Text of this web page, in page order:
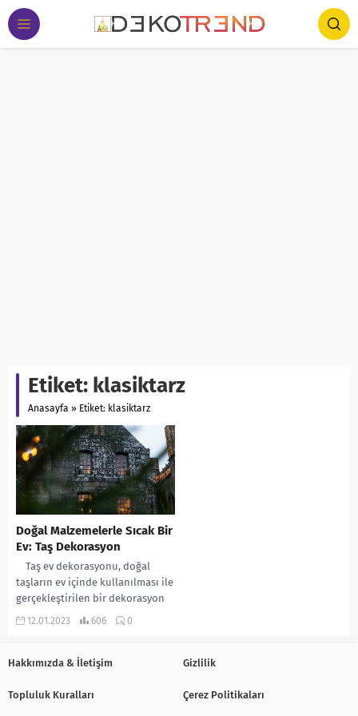
Etiket: klasiktarz
Anasayfa » Etiket: klasiktarz
Doğal Malzemelerle Sıcak Bir
Ev: Taş Dekorasyon
Taş ev dekorasyonu, doğal
taşların ev içinde kullanılması ile
gerçekleştirilen bir dekorasyon
stili. Bu stil, doğal taşların
12.01.2023 606 0
Hakkımızda & İletişim Gizlilik
Topluluk Kuralları Çerez Politikaları